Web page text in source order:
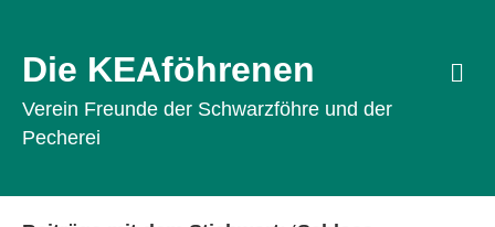
Die KEAföhrenen
Verein Freunde der Schwarzföhre und der
Pecherei